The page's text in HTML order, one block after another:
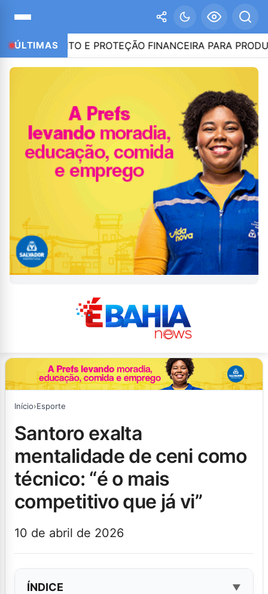
ÚLTIMASE PROTEÇÃO FINANCEIRA PARA PRODUTORES
Início›Esporte
santoro exalta
mentalidade de ceni como
técnico: “é o mais
competitivo que já vi”
10 de abril de 2026
ÍNDICE